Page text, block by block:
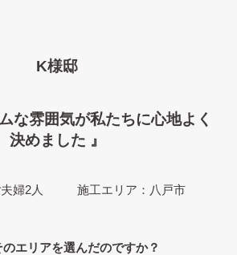
K様邸
な雰囲気が私たちに心地よく
決めました 』
婦2人 施工エリア：八戸市
エリアを選んだのですか？